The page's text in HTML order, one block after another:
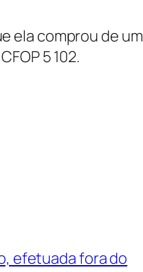
ela comprou de um
5 102.
efetuada fora do